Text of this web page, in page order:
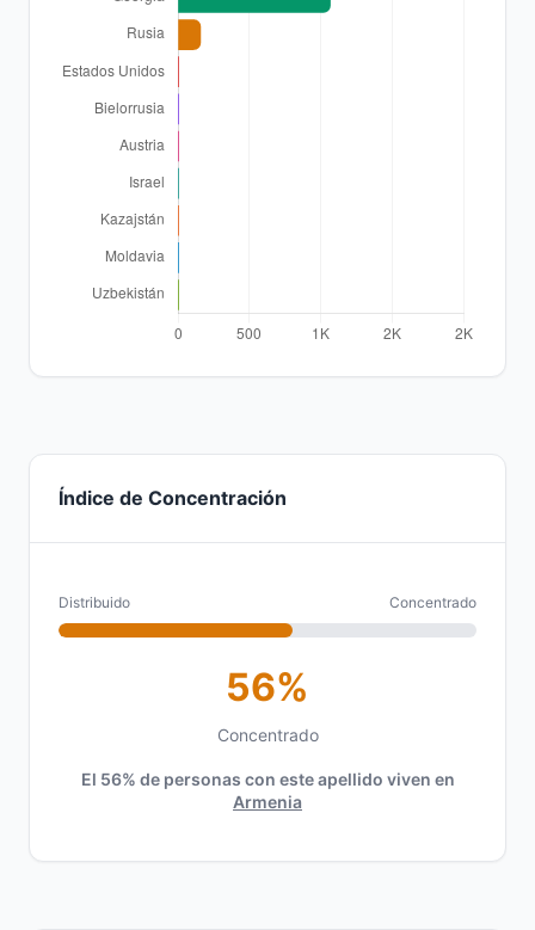
Índice de Concentración
Distribuido Concentrado
56%
Concentrado
El 56% de personas con este apellido viven en
Armenia